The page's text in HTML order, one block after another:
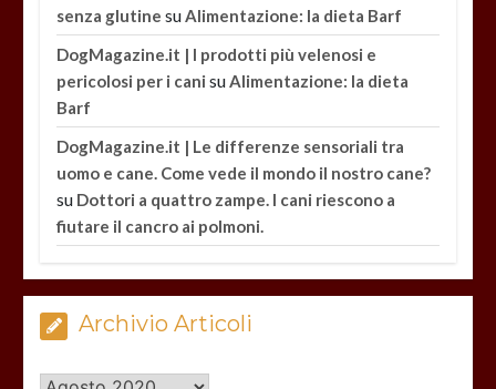
senza glutine suAlimentazione: la dieta Barf
DogMagazine.it | I prodotti più velenosi e
pericolosi per i cani suAlimentazione: la dieta
Barf
DogMagazine.it | Le differenze sensoriali tra
uomo e cane. Come vede il mondo il nostro cane?
su Dottori a quattro zampe. I cani riescono a
fiutare il cancro ai polmoni.
Archivio Articoli